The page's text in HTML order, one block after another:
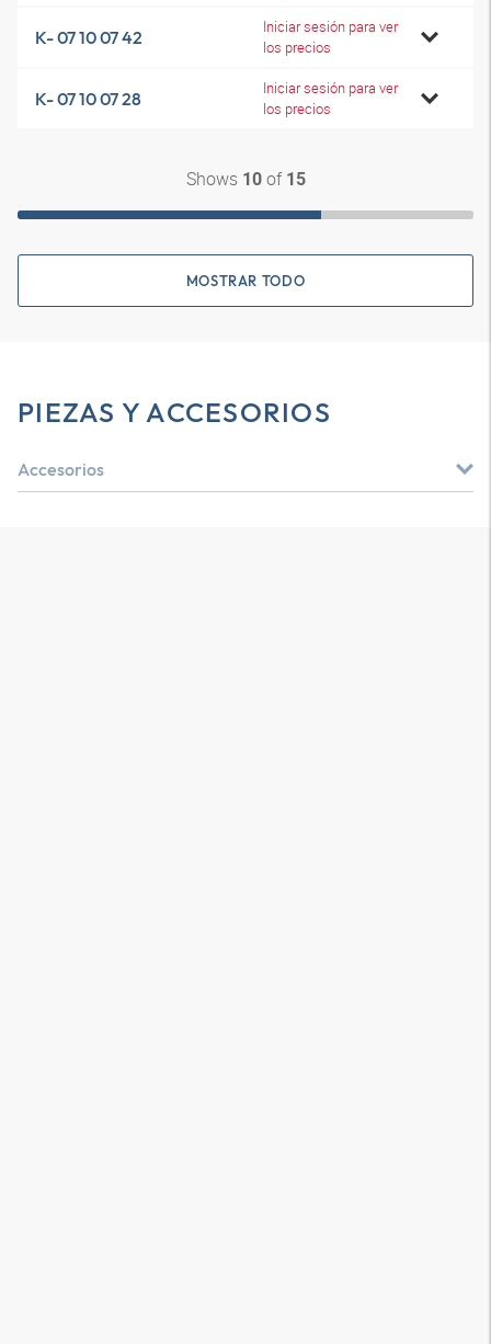
K- 07 10 07 42
Iniciar sesión para ver
los precios
K- 07 10 07 28
Iniciar sesión para ver
los precios
Shows 10of 15
MOSTRAR TODO
PIEZAS Y ACCESORIOS
Accesorios